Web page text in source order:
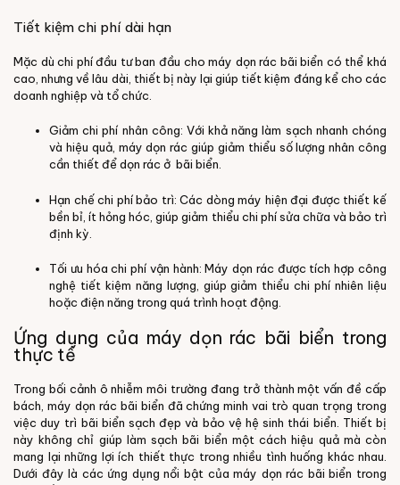
Tiết kiệm chi phí dài hạn
Mặc dù chi phí đầu tư ban đầu cho máy dọn rác bãi biển có thể khá
cao, nhưng về lâu dài, thiết bị này lại giúp tiết kiệm đáng kể cho các
doanh nghiệp và tổ chức.
Giảm chi phí nhân công: Với khả năng làm sạch nhanh chóng
và hiệu quả, máy dọn rác giúp giảm thiểu số lượng nhân công
cần thiết để dọn rác ở bãi biển.
Hạn chế chi phí bảo trì: Các dòng máy hiện đại được thiết kế
bền bỉ, ít hỏng hóc, giúp giảm thiểu chi phí sửa chữa và bảo trì
định kỳ.
Tối ưu hóa chi phí vận hành: Máy dọn rác được tích hợp công
nghệ tiết kiệm năng lượng, giúp giảm thiểu chi phí nhiên liệu
hoặc điện năng trong quá trình hoạt động.
Ứng dụng của máy dọn rác bãi biển trong
thực tế
Trong bối cảnh ô nhiễm môi trường đang trở thành một vấn đề cấp
bách, máy dọn rác bãi biển đã chứng minh vai trò quan trọng trong
việc duy trì bãi biển sạch đẹp và bảo vệ hệ sinh thái biển. Thiết bị
này không chỉ giúp làm sạch bãi biển một cách hiệu quả mà còn
mang lại những lợi ích thiết thực trong nhiều tình huống khác nhau.
Dưới đây là các ứng dụng nổi bật của máy dọn rác bãi biển trong